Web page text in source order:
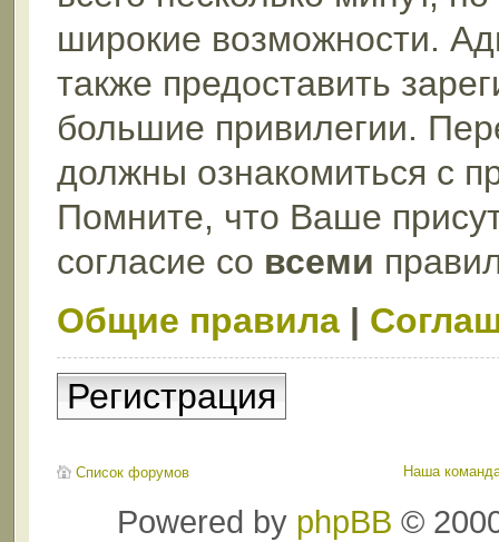
широкие возможности.
также предоставить
большие привилегии.
должны ознакомиться с
Помните, что Ваше
согласие со всеми
Общие правила|
Регистрация
Список форумов Наша
Powered by phpBB ©